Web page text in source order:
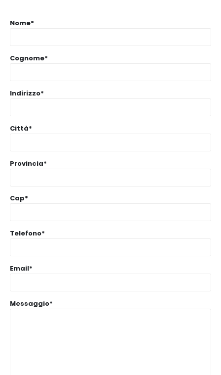
Nome*
Cognome*
Indirizzo*
Città*
Provincia*
Cap*
Telefono*
Email*
Messaggio*